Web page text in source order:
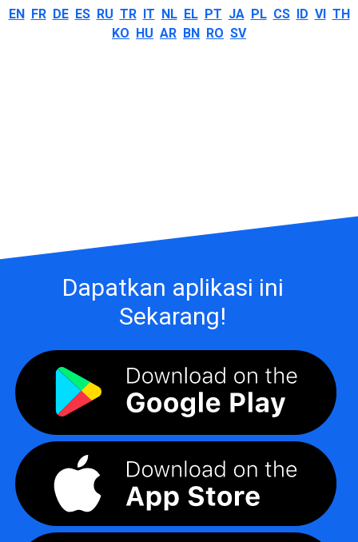
EN FR DE ES RU TR IT NL EL PT JA PL CS ID VI TH
KO HU AR BN RO SV
Dapatkan aplikasi ini
Sekarang!